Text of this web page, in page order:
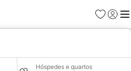
Favoritos
Iniciar
Hóspedes e quartos